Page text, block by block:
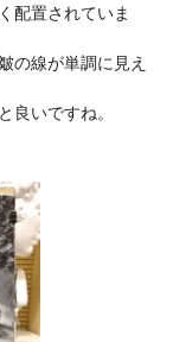
配置されていま
の線が単調に見え
良いですね。